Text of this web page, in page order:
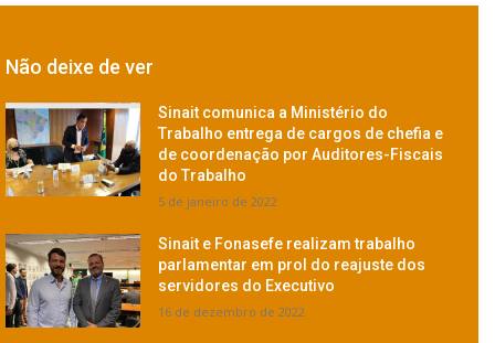
Não deixe de ver
Sinait comunica a Ministério do
Trabalho entrega de cargos de chefia e
de coordenação por Auditores-Fiscais
do Trabalho
5 de janeiro de 2022
Sinait e Fonasefe realizam trabalho
parlamentar em prol do reajuste dos
servidores do Executivo
16 de dezembro de 2022